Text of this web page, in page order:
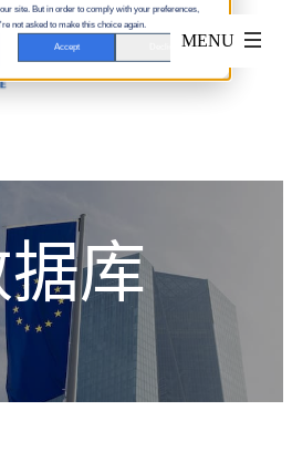
site. But in order to comply with your preferences,
not asked to make this choice again.
Accept
库